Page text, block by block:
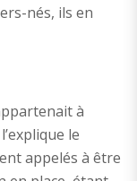
nés, ils en
à
le
appelés à être